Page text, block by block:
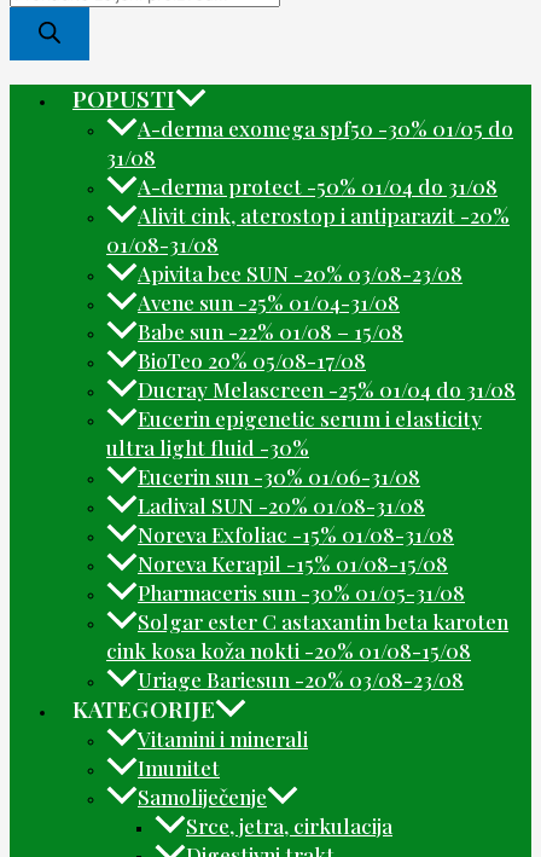
POPUSTI
A-derma exomega spf50 -30% 01/05 do
31/08
A-derma protect -50% 01/04 do 31/08
Alivit cink, aterostop i antiparazit -20%
01/08-31/08
Apivita bee SUN -20% 03/08-23/08
Avene sun -25% 01/04-31/08
Babe sun -22% 01/08 – 15/08
BioTeo 20% 05/08-17/08
Ducray Melascreen -25% 01/04 do 31/08
Eucerin epigenetic serum i elasticity
ultra light fluid -30%
Eucerin sun -30% 01/06-31/08
Ladival SUN -20% 01/08-31/08
Noreva Exfoliac -15% 01/08-31/08
Noreva Kerapil -15% 01/08-15/08
Pharmaceris sun -30% 01/05-31/08
Solgar ester C astaxantin beta karoten
cink kosa koža nokti -20% 01/08-15/08
Uriage Bariesun -20% 03/08-23/08
KATEGORIJE
Vitamini i minerali
Imunitet
Samoliječenje
Srce, jetra, cirkulacija